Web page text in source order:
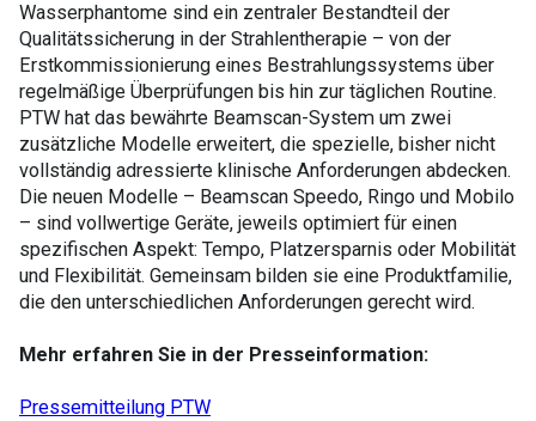
Wasserphantome sind ein zentraler Bestandteil der
Qualitätssicherung in der Strahlentherapie – von der
Erstkommissionierung eines Bestrahlungssystems über
regelmäßige Überprüfungen bis hin zur täglichen Routine.
PTW hat das bewährte Beamscan-System um zwei
zusätzliche Modelle erweitert, die spezielle, bisher nicht
vollständig adressierte klinische Anforderungen abdecken.
Die neuen Modelle – Beamscan Speedo, Ringo und Mobilo
– sind vollwertige Geräte, jeweils optimiert für einen
spezifischen Aspekt: Tempo, Platzersparnis oder Mobilität
und Flexibilität. Gemeinsam bilden sie eine Produktfamilie,
die den unterschiedlichen Anforderungen gerecht wird.
Mehr erfahren Sie in der Presseinformation:
Pressemitteilung PTW